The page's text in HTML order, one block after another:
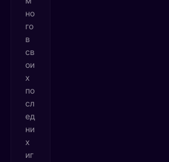
но
го
в
св
ои
х
по
сл
ед
ни
х
иг